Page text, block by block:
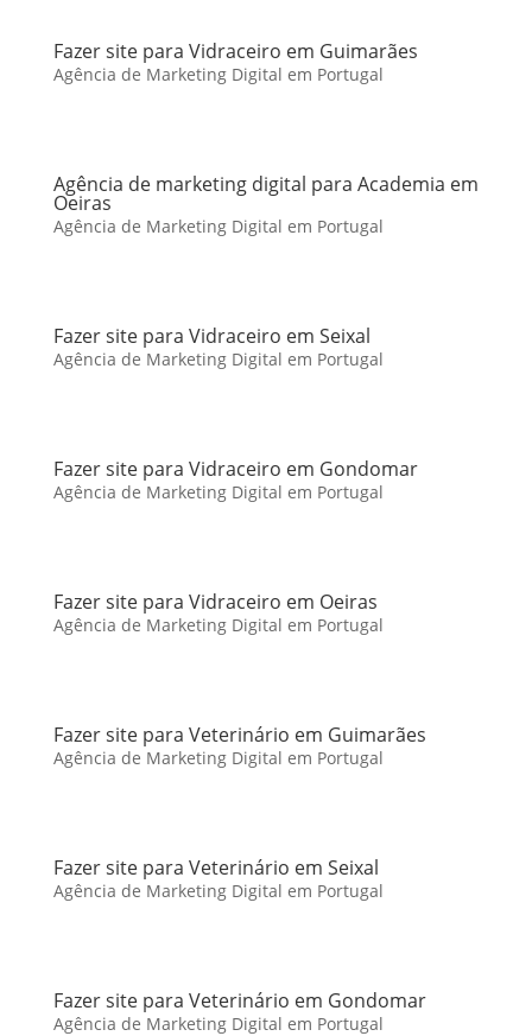
Fazer site para Vidraceiro em Guimarães
Agência de Marketing Digital em Portugal
Agência de marketing digital para Academia em
Oeiras
Agência de Marketing Digital em Portugal
Fazer site para Vidraceiro em Seixal
Agência de Marketing Digital em Portugal
Fazer site para Vidraceiro em Gondomar
Agência de Marketing Digital em Portugal
Fazer site para Vidraceiro em Oeiras
Agência de Marketing Digital em Portugal
Fazer site para Veterinário em Guimarães
Agência de Marketing Digital em Portugal
Fazer site para Veterinário em Seixal
Agência de Marketing Digital em Portugal
Fazer site para Veterinário em Gondomar
Agência de Marketing Digital em Portugal